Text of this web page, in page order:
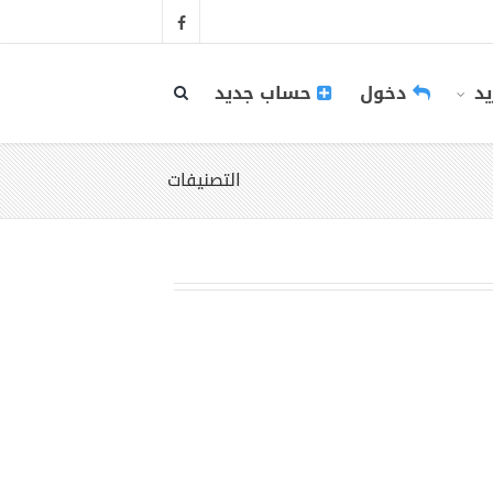
دخول حساب جديد
التصنيفات